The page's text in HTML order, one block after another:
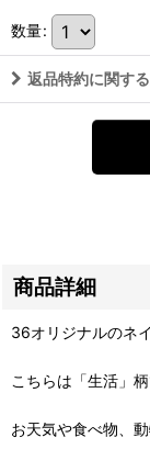
数量:
返品特約に関す
商品詳細
36オリジナルのネ
こちらは「生活」柄
お天気や食べ物、